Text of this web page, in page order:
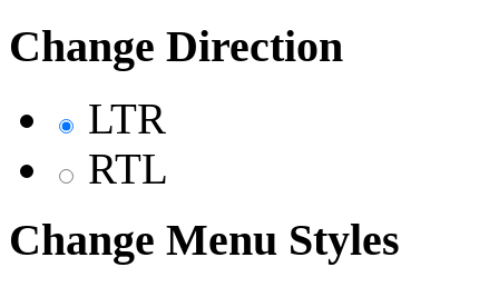
Change Direction
LTR
RTL
Change Menu Styles